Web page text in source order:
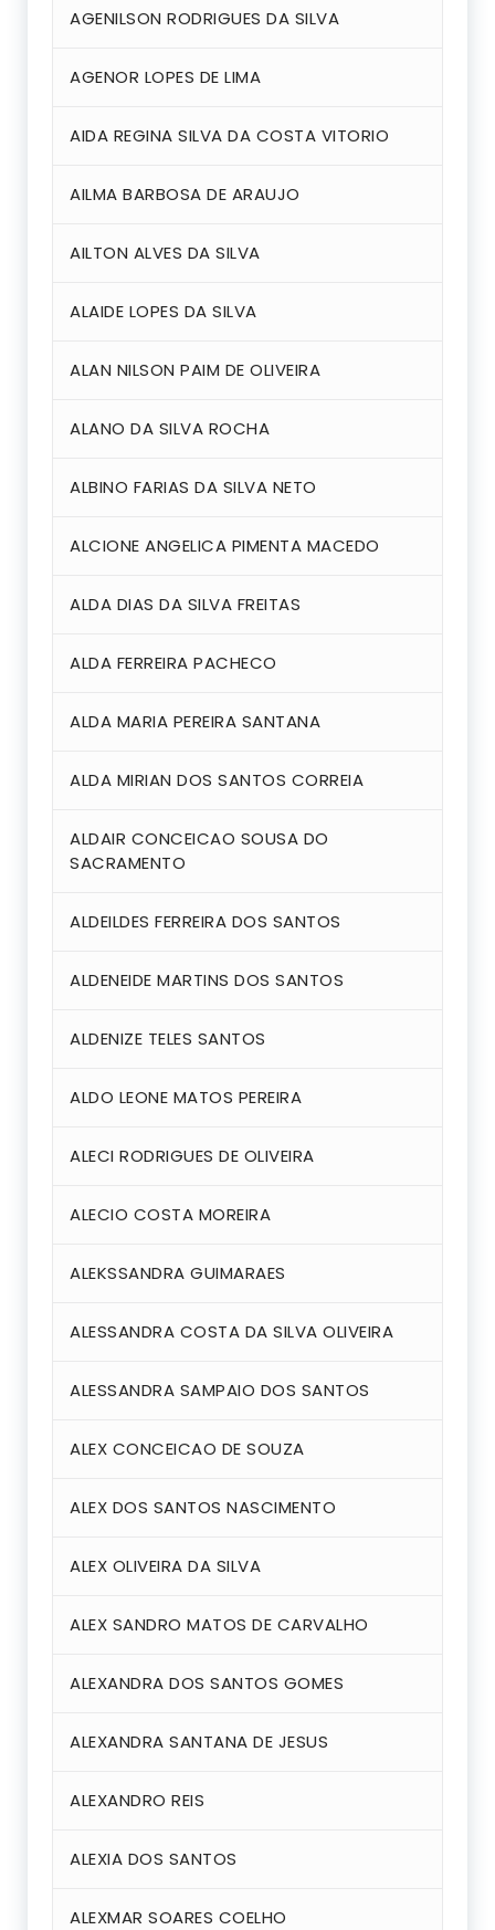
AGENILSON RODRIGUES DA SILVA
AGENOR LOPES DE LIMA
AIDA REGINA SILVA DA COSTA VITORIO
AILMA BARBOSA DE ARAUJO
AILTON ALVES DA SILVA
ALAIDE LOPES DA SILVA
ALAN NILSON PAIM DE OLIVEIRA
ALANO DA SILVA ROCHA
ALBINO FARIAS DA SILVA NETO
ALCIONE ANGELICA PIMENTA MACEDO
ALDA DIAS DA SILVA FREITAS
ALDA FERREIRA PACHECO
ALDA MARIA PEREIRA SANTANA
ALDA MIRIAN DOS SANTOS CORREIA
ALDAIR CONCEICAO SOUSA DO
SACRAMENTO
ALDEILDES FERREIRA DOS SANTOS
ALDENEIDE MARTINS DOS SANTOS
ALDENIZE TELES SANTOS
ALDO LEONE MATOS PEREIRA
ALECI RODRIGUES DE OLIVEIRA
ALECIO COSTA MOREIRA
ALEKSSANDRA GUIMARAES
ALESSANDRA COSTA DA SILVA OLIVEIRA
ALESSANDRA SAMPAIO DOS SANTOS
ALEX CONCEICAO DE SOUZA
ALEX DOS SANTOS NASCIMENTO
ALEX OLIVEIRA DA SILVA
ALEX SANDRO MATOS DE CARVALHO
ALEXANDRA DOS SANTOS GOMES
ALEXANDRA SANTANA DE JESUS
ALEXANDRO REIS
ALEXIA DOS SANTOS
ALEXMAR SOARES COELHO